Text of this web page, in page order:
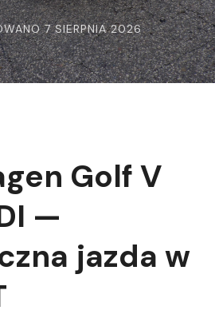
7 SIERPNIA 2026
Golf V
—
jazda w